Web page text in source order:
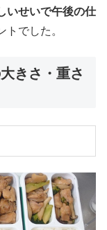
いせいで午後の仕
トでした。
きさ・重さ